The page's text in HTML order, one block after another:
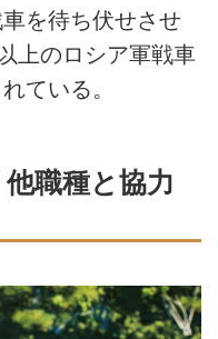
を待ち伏せさせ
上のロシア軍戦車
ている。
職種と協力